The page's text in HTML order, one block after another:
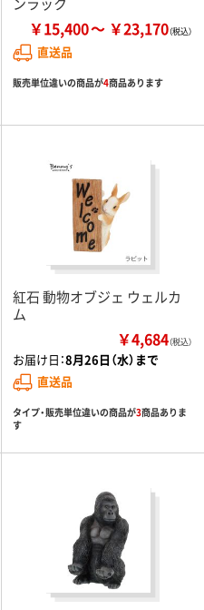
￥15,400 ￥23,170
直送品
販売単位違いの商品が4商品あります
紅石 動物オブジェ ウェルカ
ム
￥4,684（税込）
お届け日：8月26日（水）まで
直送品
タイプ・販売単位違いの商品が3商品ありま
す